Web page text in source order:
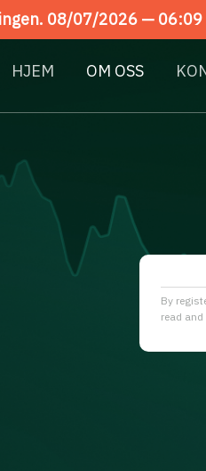
08/07/2026 — 06:08
HJEM OM OSS
By
read